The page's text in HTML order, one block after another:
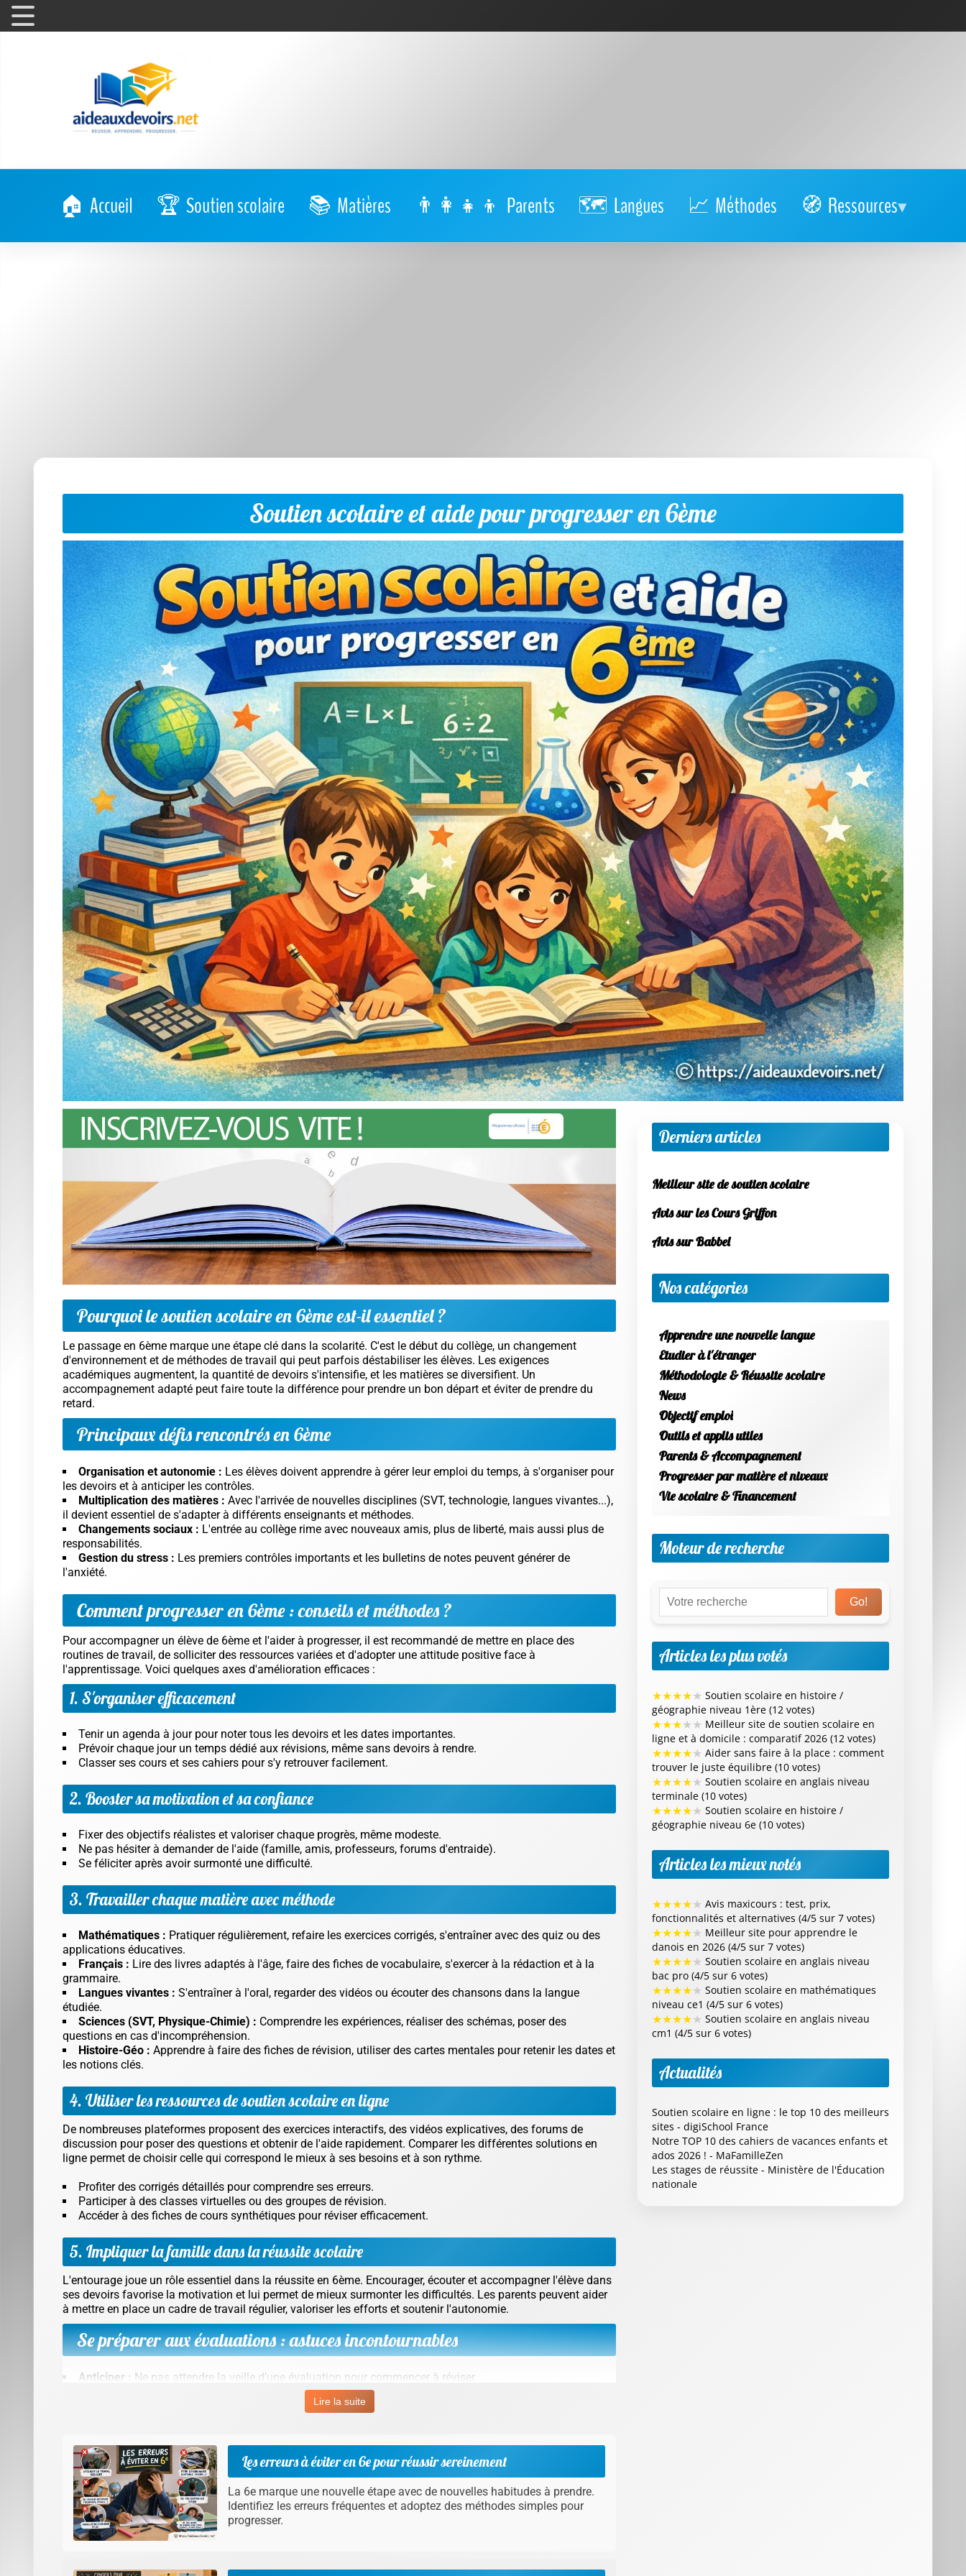
Accueil Soutien scolaire Matières Parents Langues Méthodes Ressources
Soutien scolaire et aide pour progresser en 6ème
Pourquoi le soutien scolaire en 6ème est-il essentiel ?
Le passage en 6ème marque une étape clé dans la scolarité. C'est le début du collège, un changement
d'environnement et de méthodes de travail qui peut parfois déstabiliser les élèves. Les exigences
académiques augmentent, la quantité de devoirs s'intensifie, et les matières se diversifient. Un
accompagnement adapté peut faire toute la différence pour prendre un bon départ et éviter de prendre du
retard.
Principaux défis rencontrés en 6ème
Organisation et autonomie : Les élèves doivent apprendre à gérer leur emploi du temps, à s'organiser pour
les devoirs et à anticiper les contrôles.
Multiplication des matières : Avec l'arrivée de nouvelles disciplines (SVT, technologie, langues vivantes...),
il devient essentiel de s'adapter à différents enseignants et méthodes.
Changements sociaux : L'entrée au collège rime avec nouveaux amis, plus de liberté, mais aussi plus de
responsabilités.
Gestion du stress : Les premiers contrôles importants et les bulletins de notes peuvent générer de
l'anxiété.
Comment progresser en 6ème : conseils et méthodes ?
Pour accompagner un élève de 6ème et l'aider à progresser, il est recommandé de mettre en place des
routines de travail, de solliciter des ressources variées et d'adopter une attitude positive face à
l'apprentissage. Voici quelques axes d'amélioration efficaces :
1. S'organiser efficacement
Tenir un agenda à jour pour noter tous les devoirs et les dates importantes.
Prévoir chaque jour un temps dédié aux révisions, même sans devoirs à rendre.
Classer ses cours et ses cahiers pour s'y retrouver facilement.
2. Booster sa motivation et sa confiance
Fixer des objectifs réalistes et valoriser chaque progrès, même modeste.
Ne pas hésiter à demander de l'aide (famille, amis, professeurs, forums d'entraide).
Se féliciter après avoir surmonté une difficulté.
3. Travailler chaque matière avec méthode
Mathématiques : Pratiquer régulièrement, refaire les exercices corrigés, s'entraîner avec des quiz ou des
applications éducatives.
Français : Lire des livres adaptés à l'âge, faire des fiches de vocabulaire, s'exercer à la rédaction et à la
grammaire.
Langues vivantes : S'entraîner à l'oral, regarder des vidéos ou écouter des chansons dans la langue
étudiée.
Sciences (SVT, Physique-Chimie) : Comprendre les expériences, réaliser des schémas, poser des
questions en cas d'incompréhension.
Histoire-Géo : Apprendre à faire des fiches de révision, utiliser des cartes mentales pour retenir les dates et
les notions clés.
4. Utiliser les ressources de soutien scolaire en ligne
De nombreuses plateformes proposent des exercices interactifs, des vidéos explicatives, des forums de
discussion pour poser des questions et obtenir de l'aide rapidement. Comparer les différentes solutions en
ligne permet de choisir celle qui correspond le mieux à ses besoins et à son rythme.
Profiter des corrigés détaillés pour comprendre ses erreurs.
Participer à des classes virtuelles ou des groupes de révision.
Accéder à des fiches de cours synthétiques pour réviser efficacement.
5. Impliquer la famille dans la réussite scolaire
L'entourage joue un rôle essentiel dans la réussite en 6ème. Encourager, écouter et accompagner l'élève dans
ses devoirs favorise la motivation et lui permet de mieux surmonter les difficultés. Les parents peuvent aider
à mettre en place un cadre de travail régulier, valoriser les efforts et soutenir l'autonomie.
Se préparer aux évaluations : astuces incontournables
Anticiper : Ne pas attendre la veille d'une évaluation pour commencer à réviser.
Synthétiser les leçons en fiches claires et concises à relire régulièrement.
Les groupes de révision permettent de s'entraider et de mieux retenir les notions.
Les avantages du soutien scolaire en ligne pour les élèves de 6ème
Les solutions de soutien en ligne offrent une grande flexibilité et s'adaptent au rythme de chaque enfant. Elles
permettent d'accéder à des contenus variés, de poser ses questions à tout moment et de travailler dans un
environnement ludique. Que ce soit pour combler des lacunes ou pour approfondir ses connaissances, ces
Lire la suite
Les erreurs à éviter en 6e pour réussir sereinement
La 6e marque une nouvelle étape avec de nouvelles habitudes à prendre.
Identifiez les erreurs fréquentes et adoptez des méthodes simples pour
progresser.
Derniers articles
Meilleur site de soutien scolaire
Avis sur les Cours Griffon
Avis sur Babbel
Nos catégories
Apprendre une nouvelle langue
Etudier à l'étranger
Méthodologie & Réussite scolaire
News
Objectif emploi
Outils et applis utiles
Parents & Accompagnement
Progresser par matière et niveaux
Vie scolaire & Financement
Moteur de recherche
Go!
Articles les plus votés
★★★★★ Soutien scolaire en histoire /
géographie niveau 1ère (12 votes)
★★★★★ Meilleur site de soutien scolaire en
ligne et à domicile : comparatif 2026 (12 votes)
★★★★★ Aider sans faire à la place : comment
trouver le juste équilibre (10 votes)
★★★★★ Soutien scolaire en anglais niveau
terminale (10 votes)
★★★★★ Soutien scolaire en histoire /
géographie niveau 6e (10 votes)
Articles les mieux notés
★★★★★ Avis maxicours : test, prix,
fonctionnalités et alternatives (4/5 sur 7 votes)
★★★★★ Meilleur site pour apprendre le
danois en 2026 (4/5 sur 7 votes)
★★★★★ Soutien scolaire en anglais niveau
bac pro (4/5 sur 6 votes)
★★★★★ Soutien scolaire en mathématiques
niveau ce1 (4/5 sur 6 votes)
★★★★★ Soutien scolaire en anglais niveau
cm1 (4/5 sur 6 votes)
Actualités
Soutien scolaire en ligne : le top 10 des meilleurs
sites - digiSchool France
Notre TOP 10 des cahiers de vacances enfants et
ados 2026 ! - MaFamilleZen
Les stages de réussite - Ministère de l'Éducation
nationale